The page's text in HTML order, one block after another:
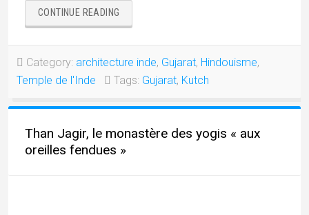
CONTINUE READING
TEMPLES
KUTCH »
Category: architecture inde, Gujarat, Hindouisme,
Temple de l'Inde
Tags: Gujarat, Kutch
Than Jagir, le monastère des yogis « aux
oreilles fendues »